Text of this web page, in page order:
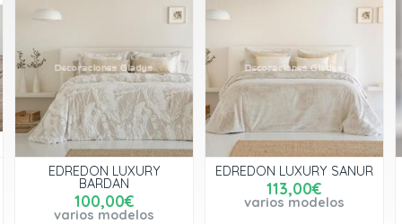
EDREDON LUXURY
BARDAN
100,00€
varios modelos
EDREDON LUXURY SANUR
113,00€
varios modelos